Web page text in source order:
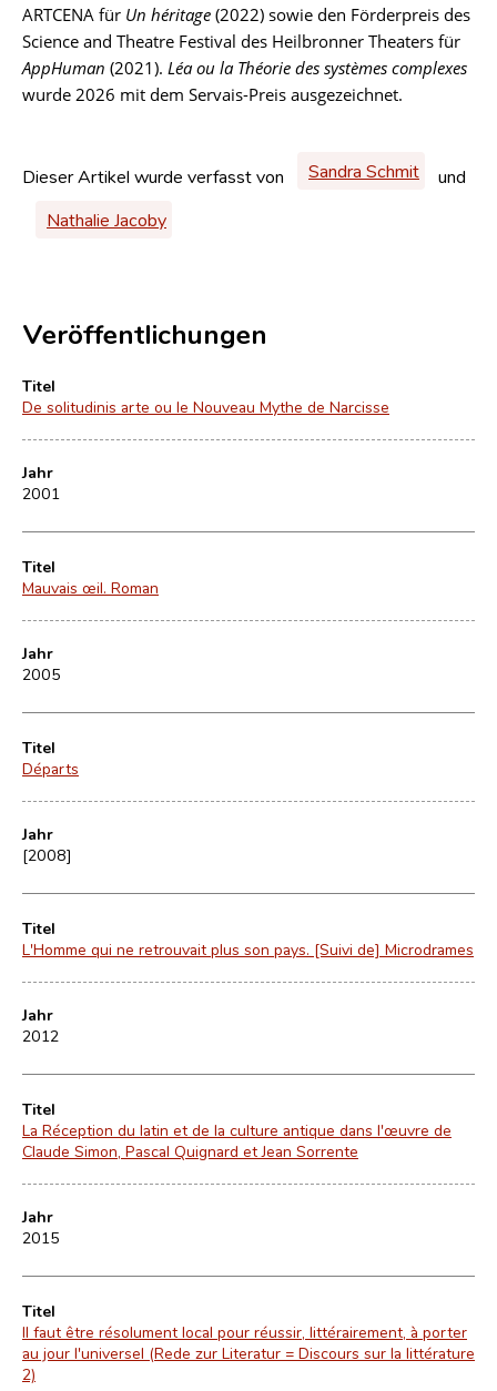
ARTCENA für Un héritage (2022) sowie den Förderpreis des
Science and Theatre Festival des Heilbronner Theaters für
AppHuman (2021). Léa ou la Théorie des systèmes complexes
wurde 2026 mit dem Servais-Preis ausgezeichnet.
Dieser Artikel wurde verfasst von Sandra Schmit
und
Nathalie Jacoby
Veröffentlichungen
Titel
De solitudinis arte ou le Nouveau Mythe de Narcisse
Jahr
2001
Titel
Mauvais œil. Roman
Jahr
2005
Titel
Départs
Jahr
[2008]
Titel
L'Homme qui ne retrouvait plus son pays. [Suivi de] Microdrames
Jahr
2012
Titel
La Réception du latin et de la culture antique dans l'œuvre de
Claude Simon, Pascal Quignard et Jean Sorrente
Jahr
2015
Titel
Il faut être résolument local pour réussir, littérairement, à porter
au jour l'universel (Rede zur Literatur = Discours sur la littérature
2)